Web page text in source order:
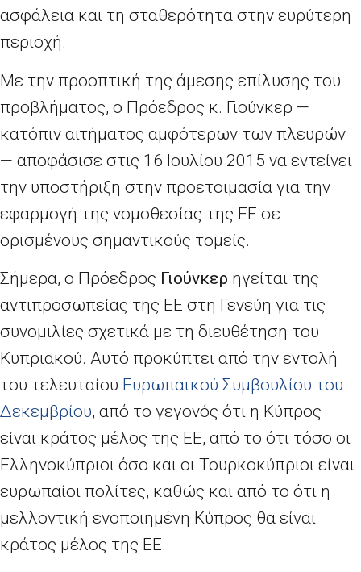
ασφάλεια και τη σταθερότητα στην ευρύτερη
περιοχή.
Με την προοπτική της άμεσης επίλυσης του
προβλήματος, ο Πρόεδρος κ. Γιούνκερ —
κατόπιν αιτήματος αμφότερων των πλευρών
— αποφάσισε στις 16 Ιουλίου 2015 να εντείνει
την υποστήριξη στην προετοιμασία για την
εφαρμογή της νομοθεσίας της ΕΕ σε
ορισμένους σημαντικούς τομείς.
Σήμερα, ο Πρόεδρος Γιούνκερ ηγείται της
αντιπροσωπείας της ΕΕ στη Γενεύη για τις
συνομιλίες σχετικά με τη διευθέτηση του
Κυπριακού. Αυτό προκύπτει από την εντολή
του τελευταίου Ευρωπαϊκού Συμβουλίου του
Δεκεμβρίου, από το γεγονός ότι η Κύπρος
είναι κράτος μέλος της ΕΕ, από το ότι τόσο οι
Ελληνοκύπριοι όσο και οι Τουρκοκύπριοι είναι
ευρωπαίοι πολίτες, καθώς και από το ότι η
μελλοντική ενοποιημένη Κύπρος θα είναι
κράτος μέλος της ΕΕ.